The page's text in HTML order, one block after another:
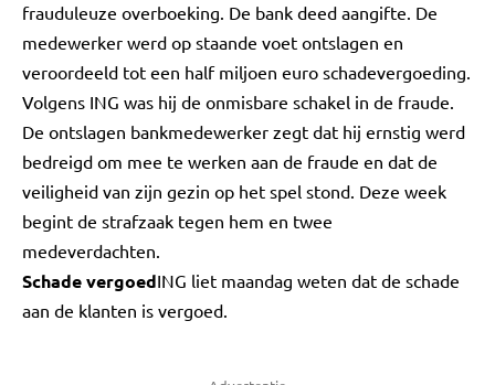
frauduleuze overboeking. De bank deed aangifte. De
medewerker werd op staande voet ontslagen en
veroordeeld tot een half miljoen euro schadevergoeding.
Volgens ING was hij de onmisbare schakel in de fraude.
De ontslagen bankmedewerker zegt dat hij ernstig werd
bedreigd om mee te werken aan de fraude en dat de
veiligheid van zijn gezin op het spel stond. Deze week
begint de strafzaak tegen hem en twee
medeverdachten.
Schade vergoedING liet maandag weten dat de schade
aan de klanten is vergoed.